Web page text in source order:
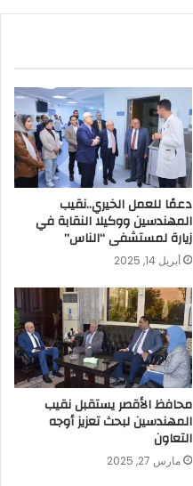
دعمًا للعمل الخيري..نقيب
المهندسين ووكيلا النقابة في
زيارة لمستشفى “الناس”
أبريل 14, 2025
محافظ الأقصر يستقبل نقيب
المهندسين لبحث تعزيز أوجه
التعاون
مارس 27, 2025